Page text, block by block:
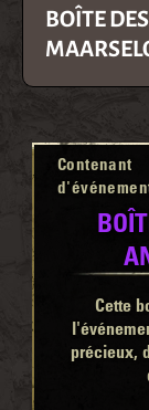
BOÎTE
Contenant
Cette
précieux,